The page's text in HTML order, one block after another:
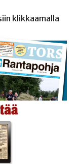
klikkaamalla